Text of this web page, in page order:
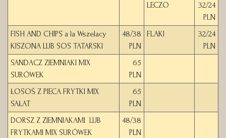
LECZO
32/24
PLN
FISH AND CHIPS a la Wszelacy
KISZONA LUB SOS TATARSKI
48/38
PLN
FLAKI
32/24
PLN
SANDACZ ZIEMNIAKI MIX
SURÓWEK
65
PLN
ŁOSOŚ Z PIECA FRYTKI MIX
SAŁAT
65
PLN
DORSZ Z ZIEMNIAKAMI LUB
FRYTKAMI MIX SURÓWEK
48/38
PLN